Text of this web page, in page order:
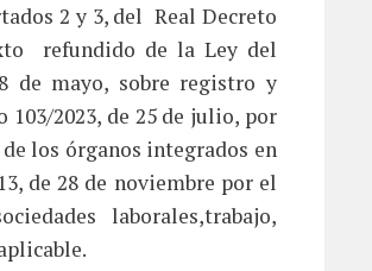
2 y 3, del Real Decreto
refundido de la Ley del
de mayo, sobre registro y
2023, de 25 de julio, por
los órganos integrados en
de 28 de noviembre por el
laborales,trabajo,